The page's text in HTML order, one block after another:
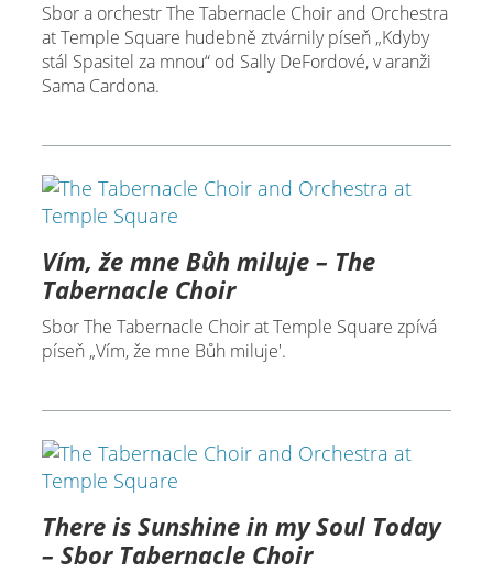
Sbor a orchestr The Tabernacle Choir and Orchestra
at Temple Square hudebně ztvárnily píseň „Kdyby
stál Spasitel za mnou“ od Sally DeFordové, v aranži
Sama Cardona.
Vím, že mne Bůh miluje – The
Tabernacle Choir
Sbor The Tabernacle Choir at Temple Square zpívá
píseň „Vím, že mne Bůh miluje'.
There is Sunshine in my Soul Today
– Sbor Tabernacle Choir